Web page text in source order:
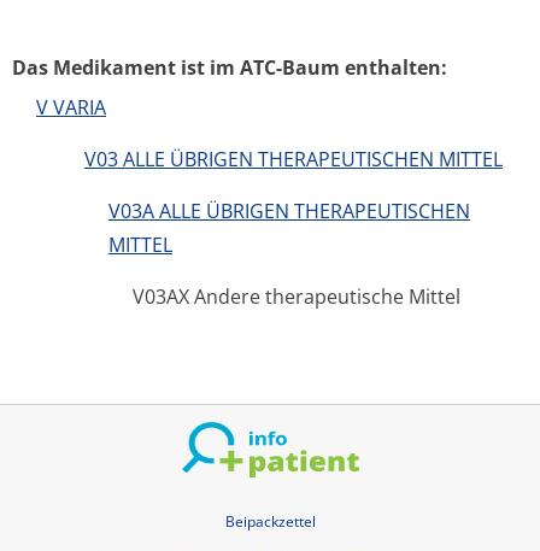
Das Medikament ist im ATC-Baum enthalten:
V VARIA
V03 ALLE ÜBRIGEN THERAPEUTISCHEN MITTEL
V03A ALLE ÜBRIGEN THERAPEUTISCHEN
MITTEL
V03AX Andere therapeutische Mittel
Beipackzettel